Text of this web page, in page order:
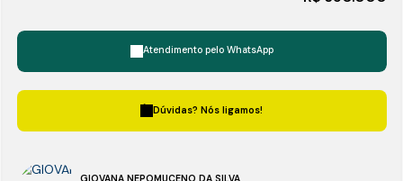
Atendimento pelo WhatsApp
Dúvidas? Nós ligamos!